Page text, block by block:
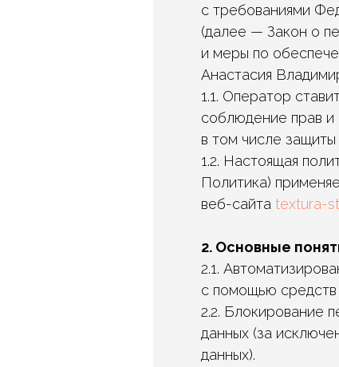
с требованиями
(далее — Закон о
и меры по
Анастасия
1.1. Оператор
соблюдение прав и
в том числе
1.2. Настоящая
Политика)
веб-сайта textura-
2. Основные
2.1.
с помощью средств
2.2. Блокирование
данных (за
данных).